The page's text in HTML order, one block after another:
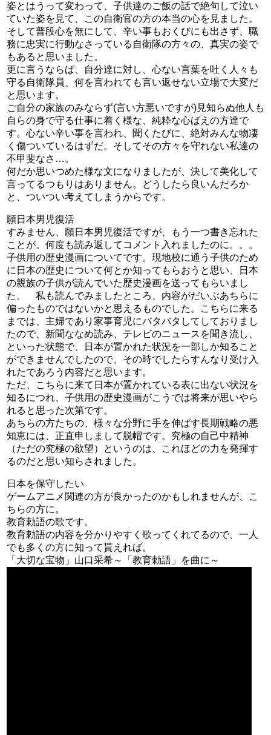
姿とはうって変わって、子供達のご飯の話で絶句して泣い
ていた姿を見て、この自衛官の方の本当の心を見ました。
そして普段心を無にして、辛い事もおくびにも出さず、職
務に忠実に行動なさっている自衛隊の方々の、真実の姿で
もあると思いました。
更に言うならば、自分達に対し、心ない言葉を吐く人々も
守る自衛隊員、何を言われても言い返せない立場で大変だ
と思います。
ご自分の家族のみならず(言い方悪いですが)見知らぬ他人も
自らの身で守る仕事に着く様な、純粋な心ばえの方達で
す。心ない辛い事を言われ、聞くたびに、絶対みんな物凄
く傷ついているはずだ。そしてその方々を守れない私達の
不甲斐なさ…。
何だか思いつめた様な文になりましたが、決して美化して
言ってるつもりはありません。どうしたら良いんだろか
と、ついつい考えてしまうからです。
願日本男児復活
すみません、願日本男児復活ですが、もう一つ書き忘れた
ことが。何度も読み返してコメント入れましたのに。。。
子供用の歴史漫画についてです。現地校に通う子供のため
に日本の歴史について何とか知ってもらおうと思い、日本
の親族の子供が読んでいた歴史漫画を送ってもらいまし
た。 私も読んでみましたところ、内容がだいぶあちらに
偏ったものではないかと思えるものでした。こちらに来る
までは、主婦であり家事育児にバタバタしてしておりまし
たので、新聞ななめ読み、テレビのニュースを聞き流し、
といった状態で、日本が置かれた状況を一部しか知ること
ができませんでしたので、その時でしたらすんなり受け入
れたであろう内容だと思います。
ただ、こちらに来て日本が置かれている表に出ない状況を
知るにつれ、子供用の歴史漫画がこうでは将来が思いやら
れると思った次第です。
あちらの方たちの、様々な分野に手を伸ばす長期戦略の悪
知恵には、正直申しまして脱帽です。究極の自己中精神
（ただの究極の欲望）というのは、これほどの力を発揮す
るのだと思い知らされました。
日本を保守したい
ゲームアニメ関連の方が良かったのかもしれませんが、こ
ちらの方に。
教育勅語の歌です。
教育勅語の内容を分かりやすく歌ってくれてるので、一人
でも多くの方に知って貰えれば。
「大切な宝物」山口采希～「教育勅語」を曲に～